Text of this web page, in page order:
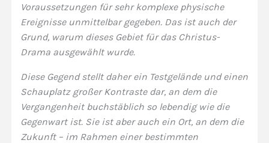
Voraussetzungen für sehr komplexe physische
Ereignisse unmittelbar gegeben. Das ist auch der
Grund, warum dieses Gebiet für das Christus-
Drama ausgewählt wurde.
Diese Gegend stellt daher ein Testgelände und einen
Schauplatz großer Kontraste dar, an dem die
Vergangenheit buchstäblich so lebendig wie die
Gegenwart ist. Sie ist aber auch ein Ort, an dem die
Zukunft – im Rahmen einer bestimmten